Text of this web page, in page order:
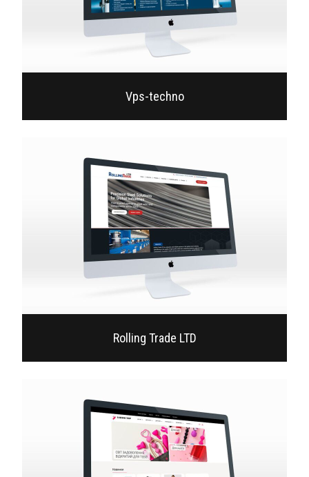
Vps-techno
Rolling Trade LTD